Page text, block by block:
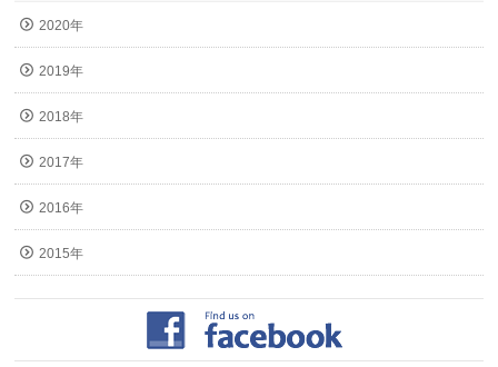
2020年
2019年
2018年
2017年
2016年
2015年